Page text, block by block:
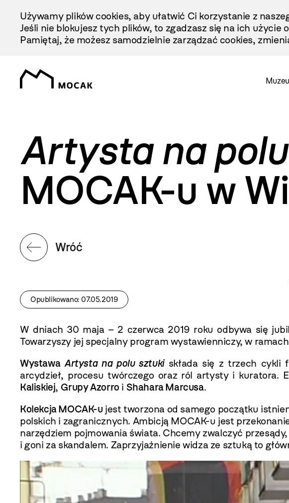
Treści
Używamy plików cookies, aby ułatwić Ci korzystanie z
Jeśli nie blokujesz tych plików, to zgadzasz się na ich użycie
Pamiętaj, że możesz samodzielnie zarządzać cookies,
Artysta na
MOCAK-u w
Wróć
Opublikowano: 07.05.2019
W dniach 30 maja – 2 czerwca 2019 roku odbywa się
Towarzyszy jej specjalny program wystawienniczy, w
WystawaArtysta na polu sztukiskłada się z trzech cykli
arcydzieł, procesu twórczego oraz ról artysty i kuratora.
Kaliskiej, Grupy Azorro i Shahara Marcusa.
Kolekcja MOCAK-u jest tworzona od samego początku
polskich i zagranicznych. Ambicją MOCAK-u jest
narzędziem pojmowania świata. Chcemy zwalczyć
i goni za skandalem. Zaprzyjaźnienie widza ze sztuką to